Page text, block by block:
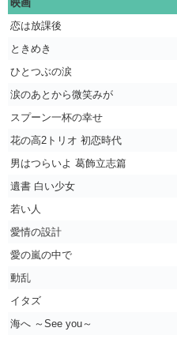
映画
恋は放課後
ときめき
ひとつぶの涙
涙のあとから微笑みが
スプーン一杯の幸せ
花の高2トリオ 初恋時代
男はつらいよ 葛飾立志篇
遺書 白い少女
若い人
愛情の設計
愛の嵐の中で
動乱
イタズ
海へ ～See you～